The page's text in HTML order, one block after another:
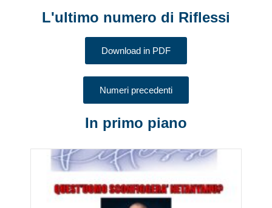
L'ultimo numero di Riflessi
Download in PDF
Numeri precedenti
In primo piano